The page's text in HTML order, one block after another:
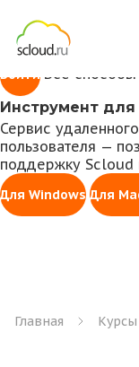
Доступ к личному
управления
Войти Все способы
Инструмент
Сервис
пользователя —
поддержку Scloud
Для Windows Для
Главная Курсы